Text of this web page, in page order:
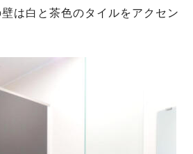
は白と茶色のタイルをアクセン